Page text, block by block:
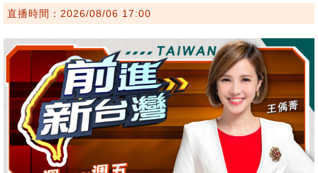
直播時間：2026/08/06 17:00